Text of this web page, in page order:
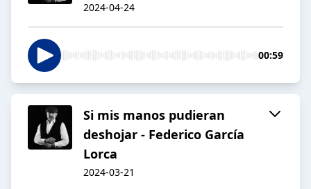
2024-04-24
00:59
Si mis manos pudieran
deshojar - Federico García
Lorca
2024-03-21